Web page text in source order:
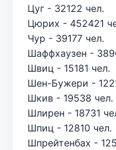
Цуг - 32122 чел.
Цюрих - 452421
Чур - 39177 чел.
Шаффхаузен -
Швиц - 15181 чел.
Шен-Бужери -
Шкив - 19538 чел.
Шлирен - 18731
Шпиц - 12810 чел.
Шпрейтенбах -